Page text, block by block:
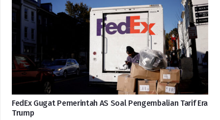
FedEx Gugat Pemerintah AS Soal Pengembalian Tarif Era
Trump